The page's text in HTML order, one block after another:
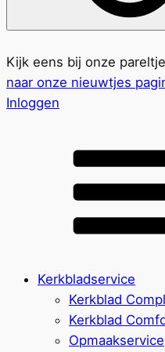
Kijk eens bij onze
naar onze nieuwtjes
Inloggen
Kerkbladservice
Kerkblad
Kerkblad
Opmaakservice